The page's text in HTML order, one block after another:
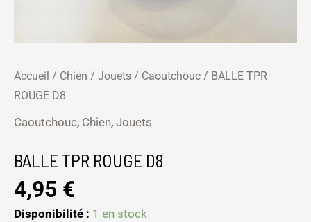
Accueil / Chien / Jouets / Caoutchouc / BALLE TPR
ROUGE D8
Caoutchouc, Chien, Jouets
BALLE TPR ROUGE D8
4,95 €
Disponibilité : 1 en stock